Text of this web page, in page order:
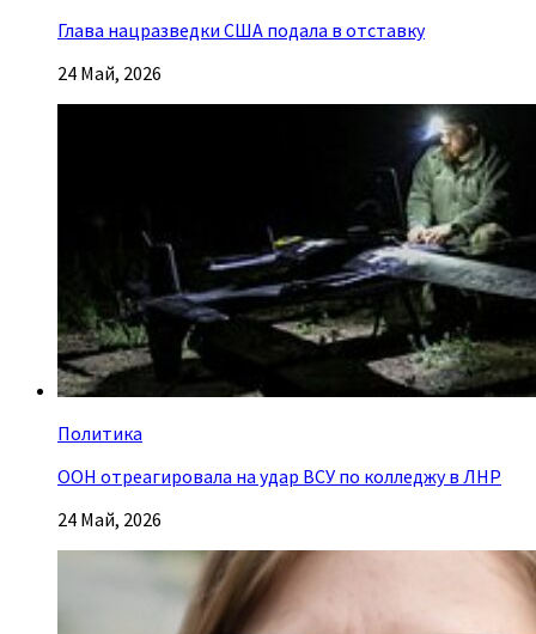
Глава нацразведки США подала в отставку
24 Май, 2026
Политика
ООН отреагировала на удар ВСУ по колледжу в ЛНР
24 Май, 2026